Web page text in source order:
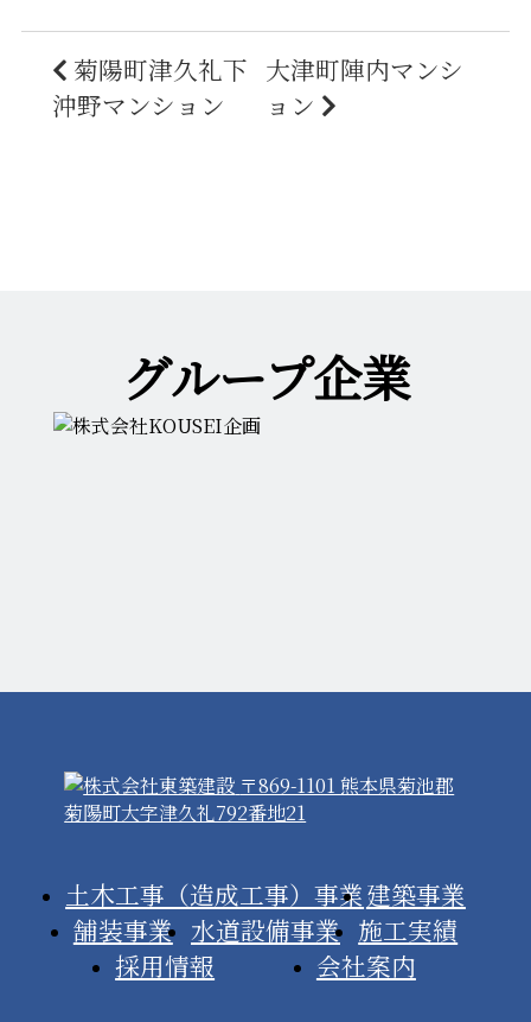
菊陽町津久礼下
沖野マンション
大津町陣内マンシ
ョン
グループ企業
〒869-1101 熊本県菊池郡
菊陽町大字津久礼792番地21
土木工事（造成工事）事業建築事業
舗装事業 水道設備事業 施工実績
採用情報
会社案内